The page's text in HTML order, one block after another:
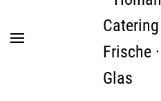
Zum Hauptinhalt springen